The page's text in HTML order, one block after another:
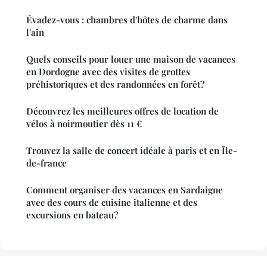
Évadez-vous : chambres d'hôtes de charme dans
l'ain
Quels conseils pour louer une maison de vacances
en Dordogne avec des visites de grottes
préhistoriques et des randonnées en forêt?
Découvrez les meilleures offres de location de
vélos à noirmoutier dès 11 €
Trouvez la salle de concert idéale à paris et en Île-
de-france
Comment organiser des vacances en Sardaigne
avec des cours de cuisine italienne et des
excursions en bateau?